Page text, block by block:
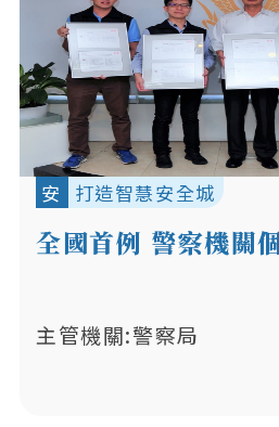
安 打造智慧安全城
全國首例 警察機關
主管機關:警察局